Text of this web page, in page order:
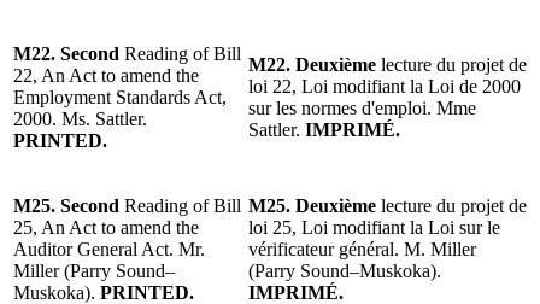
M22. Second Reading of Bill
22, An Act to amend the
Employment Standards Act,
2000. Ms. Sattler.
PRINTED.
M22. Deuxième lecture du projet de
loi 22, Loi modifiant la Loi de 2000
sur les normes d'emploi. Mme
Sattler. IMPRIMÉ.
M25. Second Reading of Bill
25, An Act to amend the
Auditor General Act. Mr.
Miller (Parry Sound–
Muskoka). PRINTED.
M25. Deuxième lecture du projet de
loi 25, Loi modifiant la Loi sur le
vérificateur général. M. Miller
(Parry Sound–Muskoka).
IMPRIMÉ.